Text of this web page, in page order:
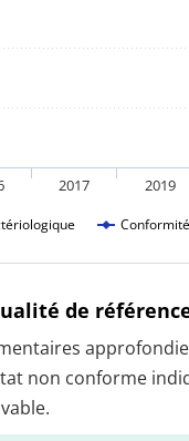
2017 2019
de
non conforme